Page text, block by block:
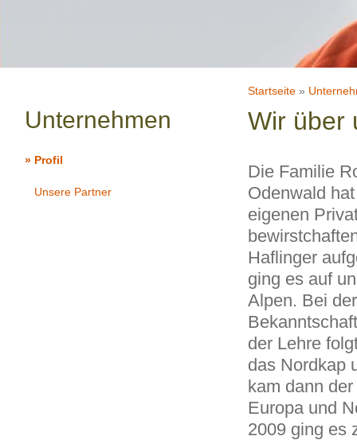
Unternehmen
» Profil
Unsere Partner
Startseite »
Wir über
Die Familie
Odenwald
eigenen
Haflinger
ging es auf
Alpen. Bei
der Lehre
das Nordkap
kam dann
Europa und
2009 ging es